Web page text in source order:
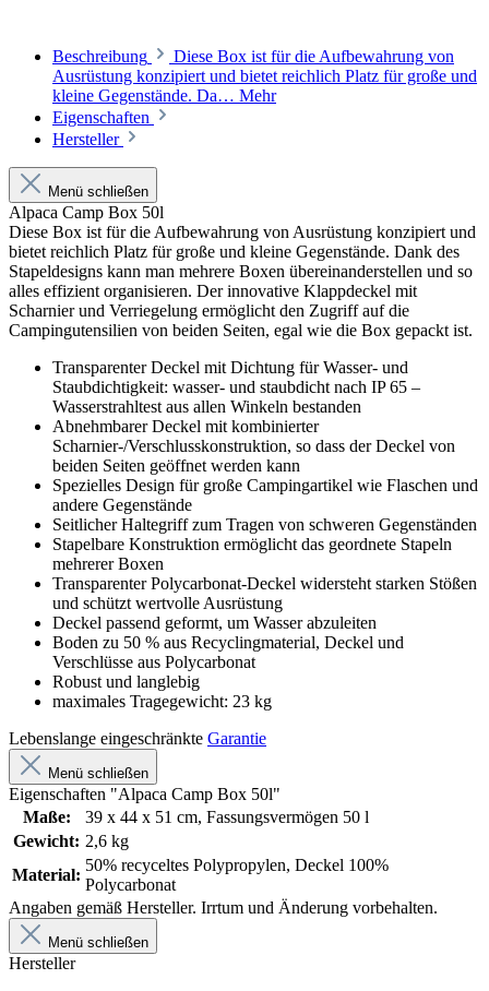
Beschreibung
Diese Box ist für die Aufbewahrung von
Ausrüstung konzipiert und bietet reichlich Platz für große und
kleine Gegenstände. Da… Mehr
Eigenschaften
Hersteller
Menü schließen
Alpaca Camp Box 50l
Diese Box ist für die Aufbewahrung von Ausrüstung konzipiert und
bietet reichlich Platz für große und kleine Gegenstände. Dank des
Stapeldesigns kann man mehrere Boxen übereinanderstellen und so
alles effizient organisieren. Der innovative Klappdeckel mit
Scharnier und Verriegelung ermöglicht den Zugriff auf die
Campingutensilien von beiden Seiten, egal wie die Box gepackt ist.
Transparenter Deckel mit Dichtung für Wasser- und
Staubdichtigkeit: wasser- und staubdicht nach IP 65 –
Wasserstrahltest aus allen Winkeln bestanden
Abnehmbarer Deckel mit kombinierter
Scharnier-/Verschlusskonstruktion, so dass der Deckel von
beiden Seiten geöffnet werden kann
Spezielles Design für große Campingartikel wie Flaschen und
andere Gegenstände
Seitlicher Haltegriff zum Tragen von schweren Gegenständen
Stapelbare Konstruktion ermöglicht das geordnete Stapeln
mehrerer Boxen
Transparenter Polycarbonat-Deckel widersteht starken Stößen
und schützt wertvolle Ausrüstung
Deckel passend geformt, um Wasser abzuleiten
Boden zu 50 % aus Recyclingmaterial, Deckel und
Verschlüsse aus Polycarbonat
Robust und langlebig
maximales Tragegewicht: 23 kg
Lebenslange eingeschränkte Garantie
Menü schließen
Eigenschaften "Alpaca Camp Box 50l"
Maße:
39 x 44 x 51 cm, Fassungsvermögen 50 l
Gewicht: 2,6 kg
Material:
50% recyceltes Polypropylen, Deckel 100%
Polycarbonat
Angaben gemäß Hersteller. Irrtum und Änderung vorbehalten.
Menü schließen
Hersteller